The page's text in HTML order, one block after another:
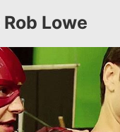
Rob Lowe